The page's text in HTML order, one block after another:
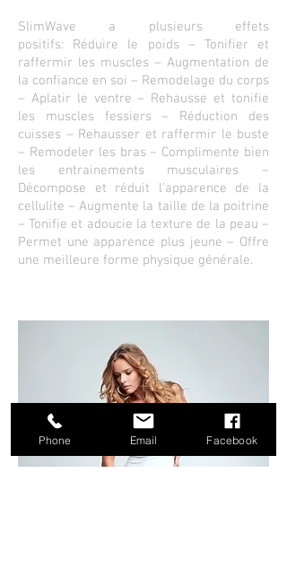
SlimWave a plusieurs effets
positifs: Réduire le poids – Tonifier et
raffermir les muscles – Augmentation de
la confiance en soi – Remodelage du corps
– Aplatir le ventre – Rehausse et tonifie
les muscles fessiers – Réduction des
cuisses – Rehausser et raffermir le buste
– Remodeler les bras – Complimente bien
les entrainements musculaires –
Décompose et réduit l’apparence de la
cellulite – Augmente la taille de la poitrine
– Tonifie et adoucie la texture de la peau –
Permet une apparence plus jeune – Offre
une meilleure forme physique générale.
Phone Email Facebook